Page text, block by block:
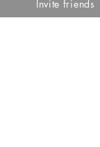
Invite friends